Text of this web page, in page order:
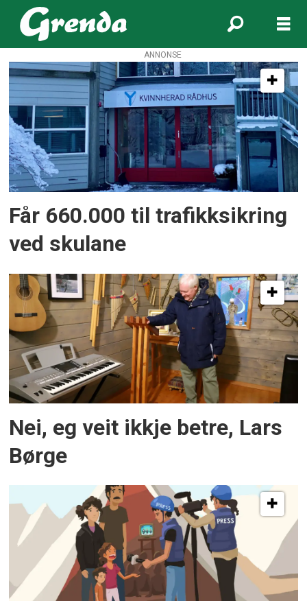
Tag:
halsnøy
ANNONSE
Får 660.000 til trafikksikring
ved skulane
Nei, eg veit ikkje betre, Lars
Børge